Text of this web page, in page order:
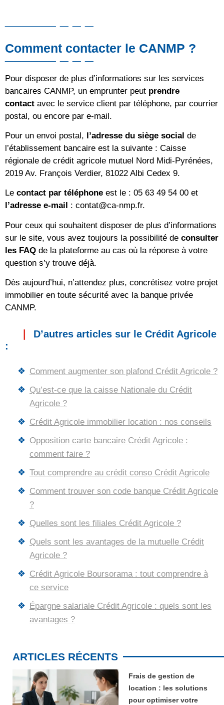
Comment contacter le CANMP ?
Pour disposer de plus d’informations sur les services
bancaires CANMP, un emprunter peut prendre
contact avec le service client par téléphone, par courrier
postal, ou encore par e-mail.
Pour un envoi postal, l’adresse du siège social de
l’établissement bancaire est la suivante : Caisse
régionale de crédit agricole mutuel Nord Midi-Pyrénées,
2019 Av. François Verdier, 81022 Albi Cedex 9.
Le contact par téléphone est le : 05 63 49 54 00 et
l’adresse e-mail
: contat@ca-nmp.fr.
Pour ceux qui souhaitent disposer de plus d’informations
sur le site, vous avez toujours la possibilité de consulter
les FAQ de la plateforme au cas où la réponse à votre
question s’y trouve déjà.
Dès aujourd’hui, n’attendez plus, concrétisez votre projet
immobilier en toute sécurité avec la banque privée
CANMP.
D’autres articles sur le Crédit Agricole
:
Comment augmenter son plafond Crédit Agricole ?
Qu’est-ce que la caisse Nationale du Crédit
Agricole ?
Crédit Agricole immobilier location : nos conseils
Opposition carte bancaire Crédit Agricole :
comment faire ?
Tout comprendre au crédit conso Crédit Agricole
Comment trouver son code banque Crédit Agricole
?
Quelles sont les filiales Crédit Agricole ?
Quels sont les avantages de la mutuelle Crédit
Agricole ?
Crédit Agricole Boursorama : tout comprendre à
ce service
Épargne salariale Crédit Agricole : quels sont les
avantages ?
ARTICLES RÉCENTS
Frais de gestion de
location : les solutions
pour optimiser votre